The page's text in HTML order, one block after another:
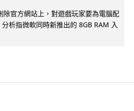
官方網站上，對遊戲玩家要為電腦配
析指微軟同時新推出的 8GB RAM 入